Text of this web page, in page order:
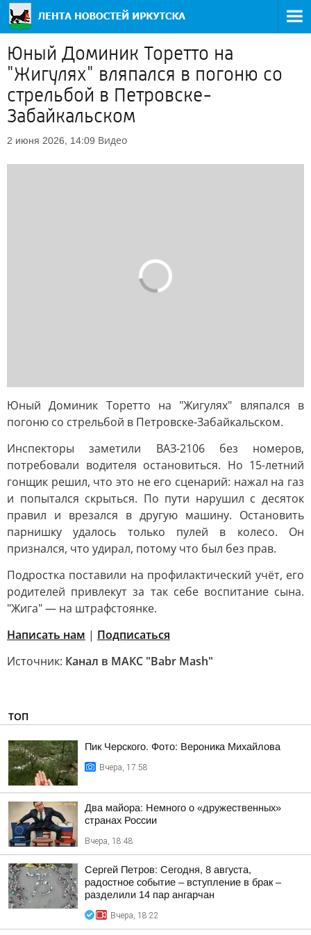
Юный Доминик Торетто на
"Жигулях" вляпался в погоню со
стрельбой в Петровске-
Забайкальском
2 июня 2026, 14:09 Видео
Юный Доминик Торетто на "Жигулях" вляпался в
погоню со стрельбой в Петровске-Забайкальском.
Инспекторы заметили ВАЗ-2106 без номеров,
потребовали водителя остановиться. Но 15-летний
гонщик решил, что это не его сценарий: нажал на газ
и попытался скрыться. По пути нарушил с десяток
правил и врезался в другую машину. Остановить
парнишку удалось только пулей в колесо. Он
признался, что удирал, потому что был без прав.
Подростка поставили на профилактический учёт, его
родителей привлекут за так себе воспитание сына.
"Жига" — на штрафстоянке.
Написать нам | Подписаться
Источник: Канал в МАКС "Babr Mash"
ТОП
Пик Черского. Фото: Вероника Михайлова
Вчера, 17:58
Два майора: Немного о «дружественных»
странах России
Вчера, 18:48
Сергей Петров: Сегодня, 8 августа,
радостное событие – вступление в брак –
разделили 14 пар ангарчан
Вчера, 18:22